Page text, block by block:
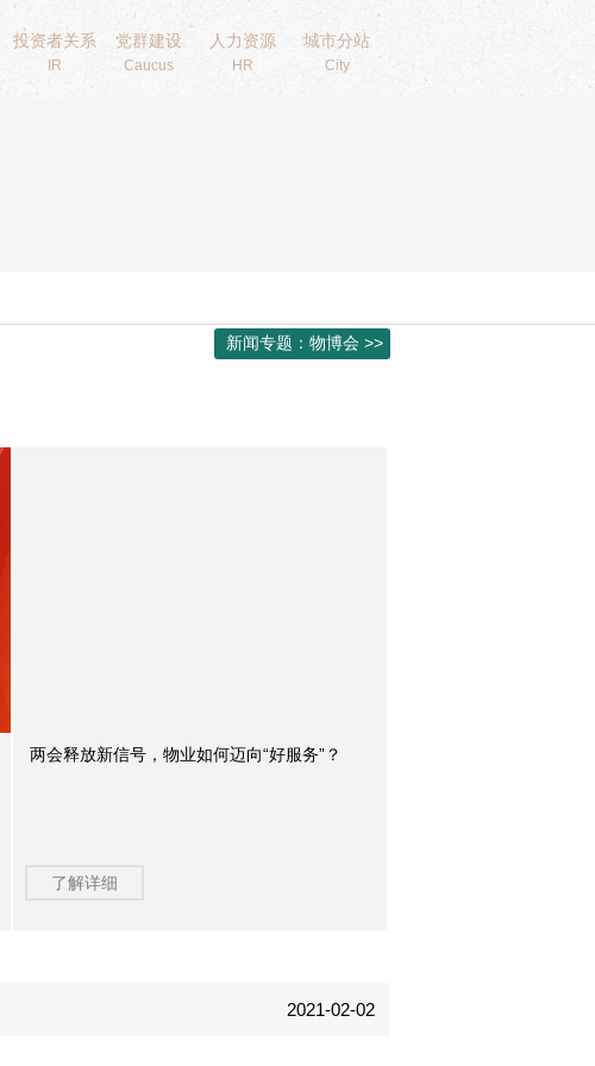
投资者关系
IR
党群建设
Caucus
人力资源
HR
城市分站
City
新闻专题：物博会 >>
两会释放新信号，物业如何迈向“好服务”？
了解详细
2021-02-02